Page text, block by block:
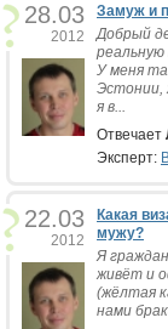
28.03
2012
Замуж и
Добрый
У меня
Эстонии,
я в...
Отвечает
Эксперт:
22.03
2012
Какая
мужу?
Я
живёт и
(жёлтая
нами